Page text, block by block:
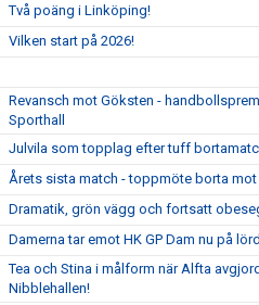
Två poäng i Linköping!
Vilken start på 2026!
Revansch mot Göksten -
Sporthall
Julvila som topplag efter tuff
Årets sista match - toppmöte borta mot
Dramatik, grön vägg och fortsatt
Damerna tar emot HK GP Dam nu på
Tea och Stina i målform när Alfta
Nibblehallen!